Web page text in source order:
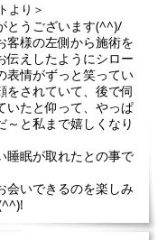
より＞
とうございます(^^)/
客様の左側から施術を
伝えしたようにシロー
表情がずっと笑ってい
をされていて、後で伺
いたと仰って、やっぱ
～と私まで嬉しくなり
睡眠が取れたとの事で
会いできるのを楽しみ